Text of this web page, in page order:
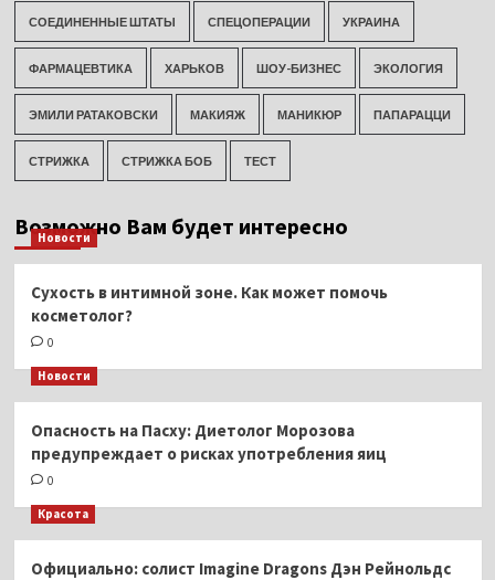
СОЕДИНЕННЫЕ ШТАТЫ СПЕЦОПЕРАЦИИ УКРАИНА
ФАРМАЦЕВТИКА ХАРЬКОВ ШОУ-БИЗНЕС ЭКОЛОГИЯ
ЭМИЛИ РАТАКОВСКИ МАКИЯЖ МАНИКЮР ПАПАРАЦЦИ
СТРИЖКА СТРИЖКА БОБ ТЕСТ
Возможно Вам будет интересно
Новости
Сухость в интимной зоне. Как может помочь
косметолог?
0
Новости
Опасность на Пасху: Диетолог Морозова
предупреждает о рисках употребления яиц
0
Красота
Официально: солист Imagine Dragons Дэн Рейнольдс